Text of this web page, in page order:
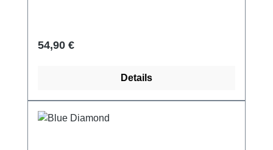
Regulärer Preis:
54,90 €
Details